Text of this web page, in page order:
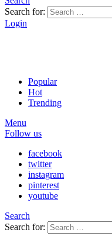
Search for:
Login
Popular
Hot
Trending
Menu
Follow us
facebook
twitter
instagram
pinterest
youtube
Search
Search for: